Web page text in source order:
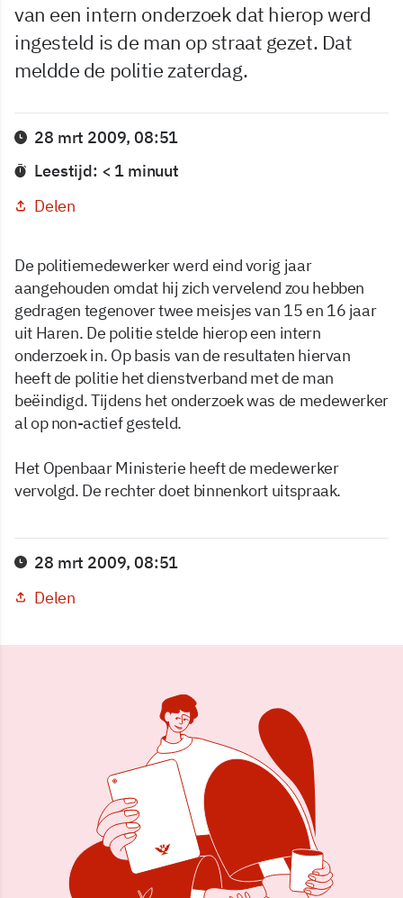
van een intern onderzoek dat hierop werd
ingesteld is de man op straat gezet. Dat
meldde de politie zaterdag.
28 mrt 2009, 08:51
Leestijd: < 1 minuut
Delen
De politiemedewerker werd eind vorig jaar
aangehouden omdat hij zich vervelend zou hebben
gedragen tegenover twee meisjes van 15 en 16 jaar
uit Haren. De politie stelde hierop een intern
onderzoek in. Op basis van de resultaten hiervan
heeft de politie het dienstverband met de man
beëindigd. Tijdens het onderzoek was de medewerker
al op non-actief gesteld.
Het Openbaar Ministerie heeft de medewerker
vervolgd. De rechter doet binnenkort uitspraak.
28 mrt 2009, 08:51
Delen